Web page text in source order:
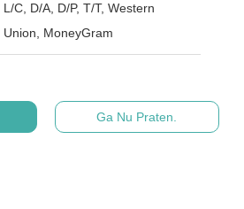
L/C, D/A, D/P, T/T, Western
Union, MoneyGram
Ga Nu Praten.